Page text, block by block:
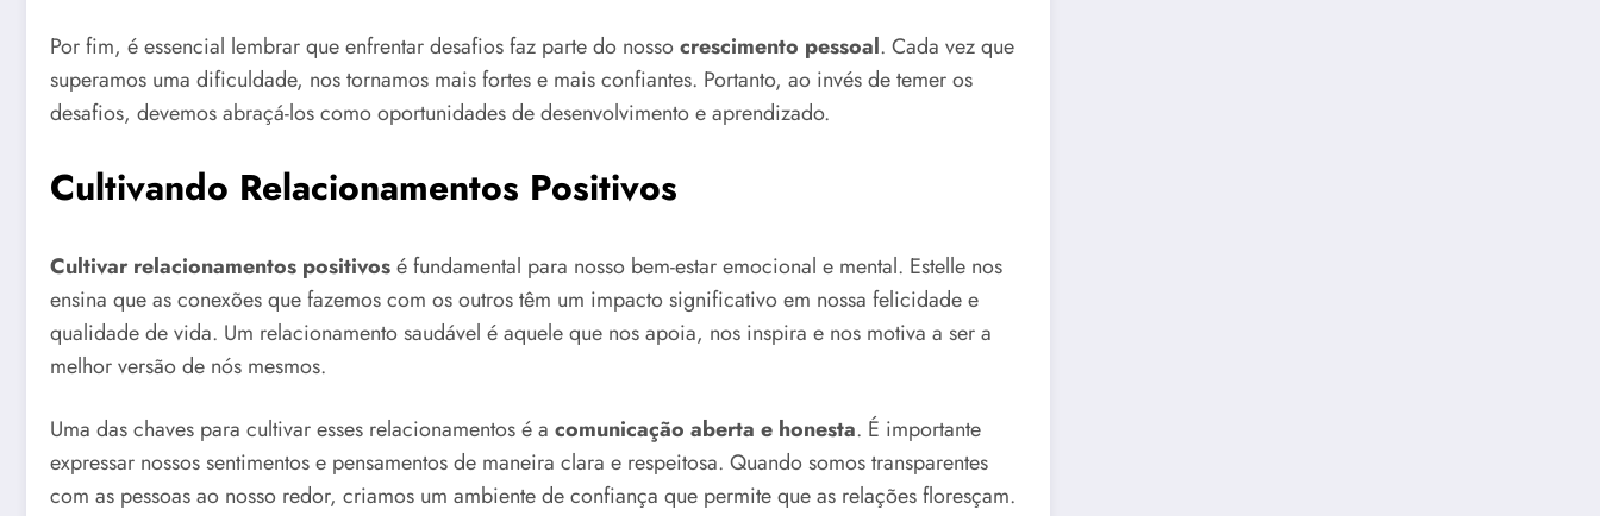
Por fim, é essencial lembrar que enfrentar desafios faz parte do nossocrescimento pessoal. Cada vez que
superamos uma dificuldade, nos tornamos mais fortes e mais confiantes. Portanto, ao invés de temer os
desafios, devemos abraçá-los como oportunidades de desenvolvimento e aprendizado.
Cultivando Relacionamentos Positivos
Cultivar relacionamentos positivosé fundamental para nosso bem-estar emocional e mental. Estelle nos
ensina que as conexões que fazemos com os outros têm um impacto significativo em nossa felicidade e
qualidade de vida. Um relacionamento saudável é aquele que nos apoia, nos inspira e nos motiva a ser a
melhor versão de nós mesmos.
Uma das chaves para cultivar esses relacionamentos é a comunicação aberta e honesta. É importante
expressar nossos sentimentos e pensamentos de maneira clara e respeitosa. Quando somos transparentes
com as pessoas ao nosso redor, criamos um ambiente de confiança que permite que as relações floresçam.